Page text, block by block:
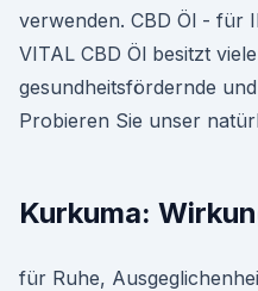
verwenden. CBD Öl - für
VITAL CBD Öl besitzt
gesundheitsfördernde
Probieren Sie unser
Kurkuma:
für Ruhe,